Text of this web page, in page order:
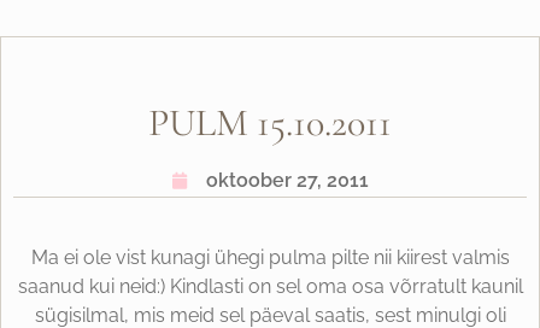
PULM 15.10.2011
oktoober 27, 2011
Ma ei ole vist kunagi ühegi pulma pilte nii kiirest valmis
saanud kui neid:) Kindlasti on sel oma osa võrratult kaunil
sügisilmal, mis meid sel päeval saatis, sest minulgi oli